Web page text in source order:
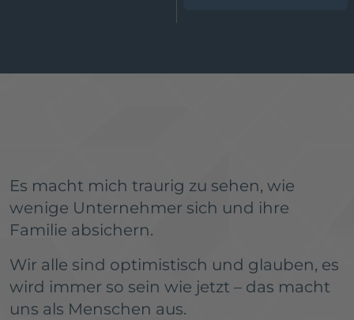
Es macht mich traurig zu sehen, wie
wenige Unternehmer sich und ihre
Familie absichern.
Wir alle sind optimistisch und glauben, es
wird immer so sein wie jetzt – das macht
uns als Menschen aus.